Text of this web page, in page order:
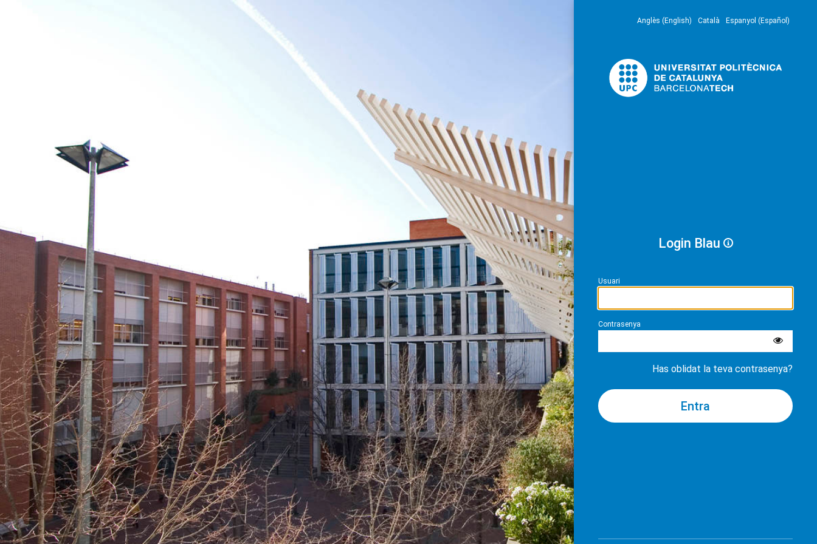
Anglès (English) Català Espanyol (Español)
Login Blau
Usuari
Contrasenya
Has oblidat la teva contrasenya?